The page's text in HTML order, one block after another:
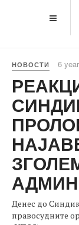
НОВОСТИ 6
Денес до
правосудните